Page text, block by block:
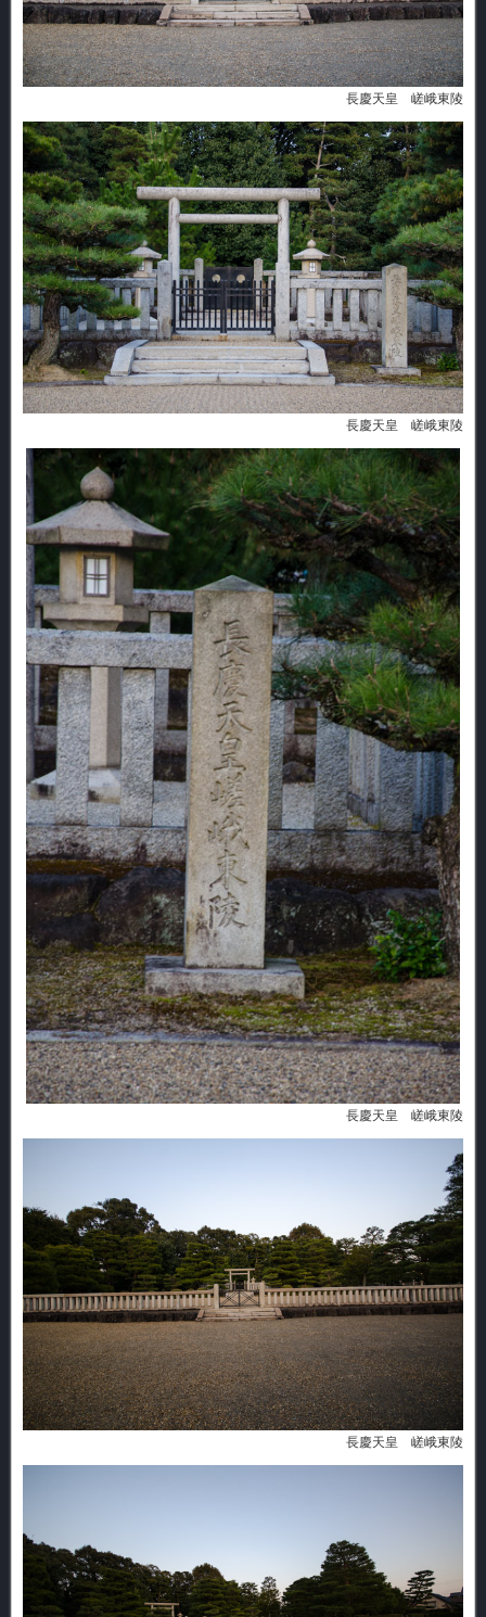
長慶天皇 嵯峨東陵
長慶天皇 嵯峨東陵
長慶天皇 嵯峨東陵
長慶天皇 嵯峨東陵